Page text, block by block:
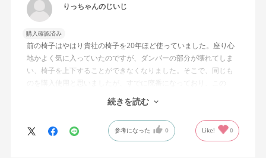
りっちゃんのじいじ
購入確認済み
前の椅子はやはり貴社の椅子を20年ほど使っていました。座り心
地かよく気に入っていたのですが、ダンパーの部分が壊れてしま
い、椅子を上下することができなくなりました。そこで、同じも
のを購入使用と思いましたが、すでに廃番になっており、この
MonEtを購入しました。やや固めの椅子ですが、使っているうち
になじんでくるのではと思っています。フローリング床で使って
いますが、ややキャスターがよく動きすぎるのが難点でしょう
か。
続きを読む
参考になった 0 Like! 0